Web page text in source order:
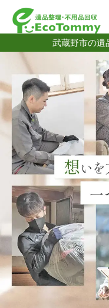
武蔵野市の遺
2026/07/06
📢買取実
2026/08/03
📢買取実